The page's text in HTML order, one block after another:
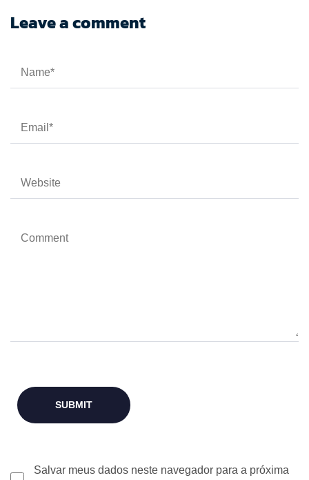
Leave a comment
Salvar meus dados neste navegador para a próxima